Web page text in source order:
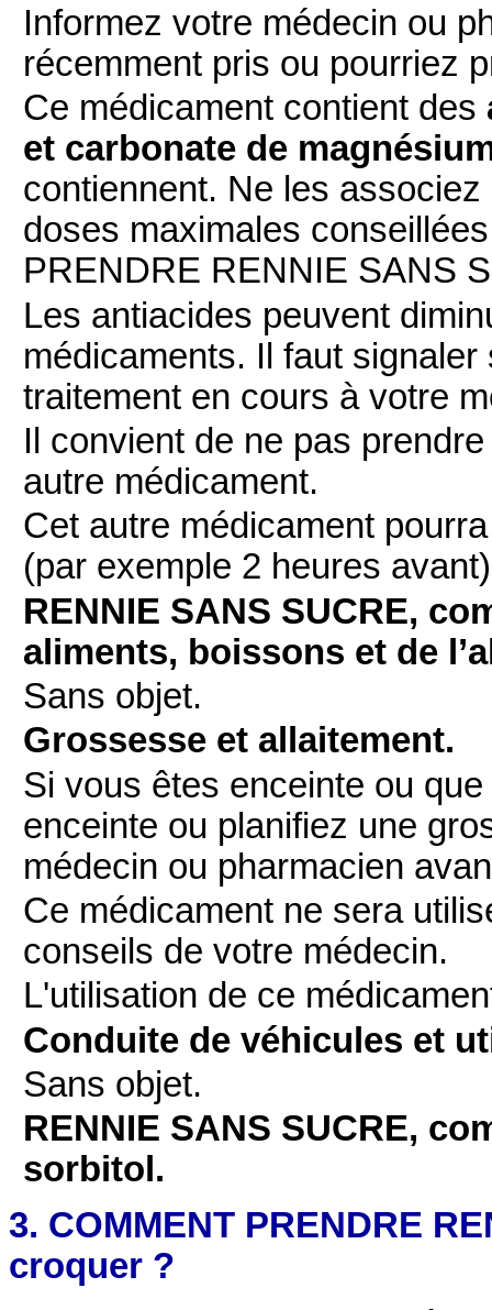
Informez votre médecin ou
récemment pris ou pourriez
Ce médicament contient des
et carbonate de
contiennent. Ne les
doses maximales
PRENDRE RENNIE SANS
Les antiacides peuvent
médicaments. Il faut
traitement en cours à votre
Il convient de ne pas
autre médicament.
Cet autre médicament
(par exemple 2 heures
RENNIE SANS SUCRE,
aliments, boissons et de
Sans objet.
Grossesse et allaitement.
Si vous êtes enceinte ou
enceinte ou planifiez une
médecin ou pharmacien
Ce médicament ne sera
conseils de votre médecin.
L'utilisation de ce
Conduite de véhicules et
Sans objet.
RENNIE SANS SUCRE,
sorbitol.
3. COMMENT PRENDRE
croquer ?